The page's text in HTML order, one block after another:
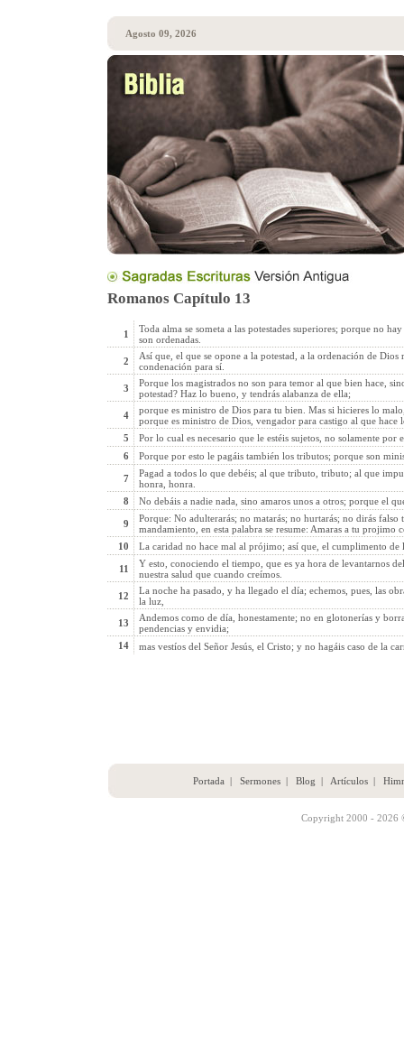
Agosto 09, 2026
Romanos Capítulo 13
1
Toda alma se someta a las potestades superiores; porque no
son ordenadas.
2
Así que, el que se opone a la potestad, a la ordenación de Dios
condenación para sí.
3
Porque los magistrados no son para temor al que bien hace,
potestad? Haz lo bueno, y tendrás alabanza de ella;
4
porque es ministro de Dios para tu bien. Mas si hicieres lo
porque es ministro de Dios, vengador para castigo al que hace
5
Por lo cual es necesario que le estéis sujetos, no solamente por
6
Porque por esto le pagáis también los tributos; porque son
7
Pagad a todos lo que debéis; al que tributo, tributo; al que
honra, honra.
8
No debáis a nadie nada, sino amaros unos a otros; porque el
9
Porque: No adulterarás; no matarás; no hurtarás; no dirás
mandamiento, en esta palabra se resume: Amaras a tu projimo
10
La caridad no hace mal al prójimo; así que, el cumplimento de
11
Y esto, conociendo el tiempo, que es ya hora de levantarnos
nuestra salud que cuando creímos.
12
La noche ha pasado, y ha llegado el día; echemos, pues, las
la luz,
13
Andemos como de día, honestamente; no en glotonerías y
pendencias y envidia;
14
mas vestíos del Señor Jesús, el Cristo; y no hagáis caso de la
Portada | Sermones| Blog | Artículos|
Copyright 2000 - 2026